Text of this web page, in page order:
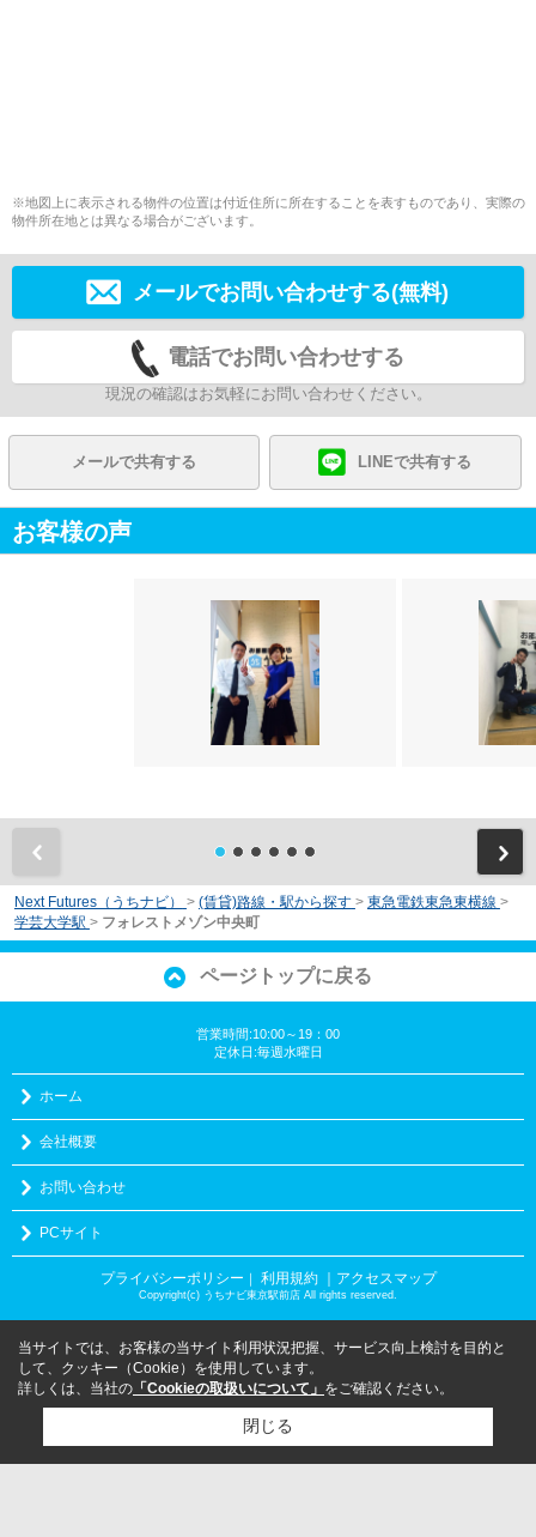
※地図上に表示される物件の位置は付近住所に所在することを表すものであり、実際の
物件所在地とは異なる場合がございます。
メールでお問い合わせする(無料)
電話でお問い合わせする
現況の確認はお気軽にお問い合わせください。
メールで共有する LINEで共有する
お客様の声
Next Futures（うちナビ） > (賃貸)路線・駅から探す > 東急電鉄東急東横線 >
学芸大学駅 > フォレストメゾン中央町
ページトップに戻る
営業時間:10:00～19：00
定休日:毎週水曜日
ホーム
会社概要
お問い合わせ
PCサイト
プライバシーポリシー 利用規約 ｜アクセスマップ
Copyright(c) うちナビ東京駅前店 All rights reserved.
当サイトでは、お客様の当サイト利用状況把握、サービス向上検討を目的と
して、クッキー（Cookie）を使用しています。
詳しくは、当社の 「Cookieの取扱いについて」 をご確認ください。
閉じる